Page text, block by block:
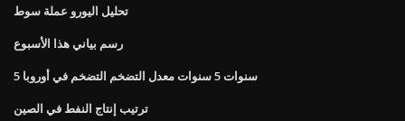
تحليل اليورو عملة سوط
رسم بياني هذا الأسبوع
5 سنوات 5 سنوات معدل التضخم التضخم في أوروبا
ترتيب إنتاج النفط في الصين